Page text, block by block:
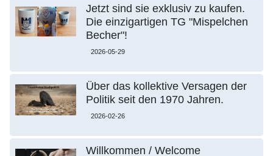
Jetzt sind sie exklusiv zu kaufen.
Die einzigartigen TG "Mispelchen
Becher"!
2026-05-29
Über das kollektive Versagen der
Politik seit den 1970 Jahren.
2026-02-26
Willkommen / Welcome